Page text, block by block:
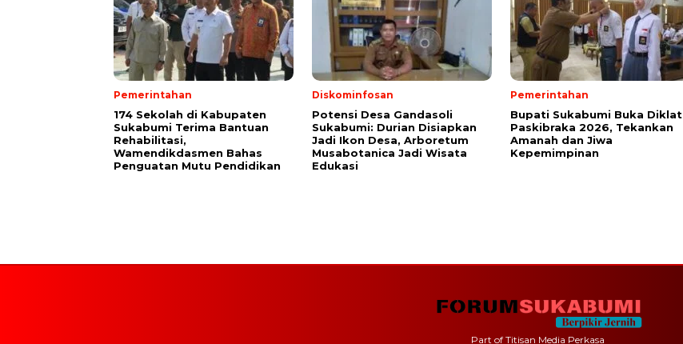
Pemerintahan
174 Sekolah di Kabupaten
Sukabumi Terima Bantuan
Rehabilitasi,
Wamendikdasmen Bahas
Penguatan Mutu Pendidikan
Diskominfosan
Potensi Desa Gandasoli
Sukabumi: Durian Disiapkan
Jadi Ikon Desa, Arboretum
Musabotanica Jadi Wisata
Edukasi
Pemerintahan
Bupati Sukabumi Buka Diklat
Paskibraka 2026, Tekankan
Amanah dan Jiwa
Kepemimpinan
Part of Titisan Media Perkasa